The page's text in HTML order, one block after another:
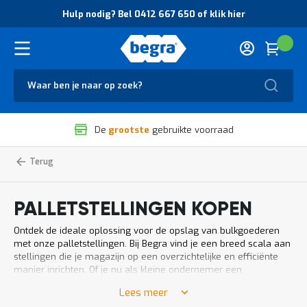
e
r
B
e
g
r
a
i
g
h
e
d
e
n
k
Hulp nodig? Bel 0412 667 650 of klik hier
n
i
B
4
1
2
Cart
De grootste gebruikte voorraad
Home
Magazijnstellingen
PALLETSTELLINGEN KOPEN
Ontdek de ideale oplossing voor de opslag van bulkgoederen
met onze palletstellingen. Bij Begra vind je een breed scala aan
stellingen die je magazijn op een overzichtelijke en efficiënte
manier inrichten. Of je nu als kleine ondernemer een
ondernemer een volledig magazijn wilt inrichten: wij helpen je
Lees meer